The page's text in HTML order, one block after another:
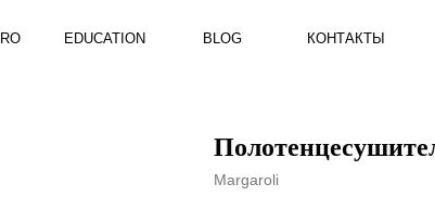
EDUCATION BLOG КОНТАКТЫ
Margaroli